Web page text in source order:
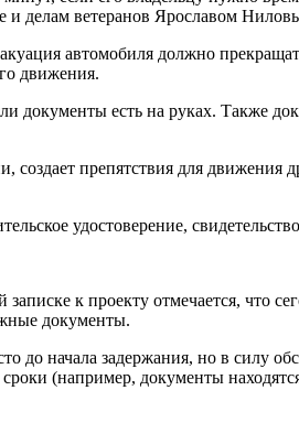
и делам ветеранов Ярославом
автомобиля должно
движения.
документы есть на руках. Также
препятствия для
удостоверение,
к проекту отмечается, что
документы.
до начала задержания, но в силу
(например, документы